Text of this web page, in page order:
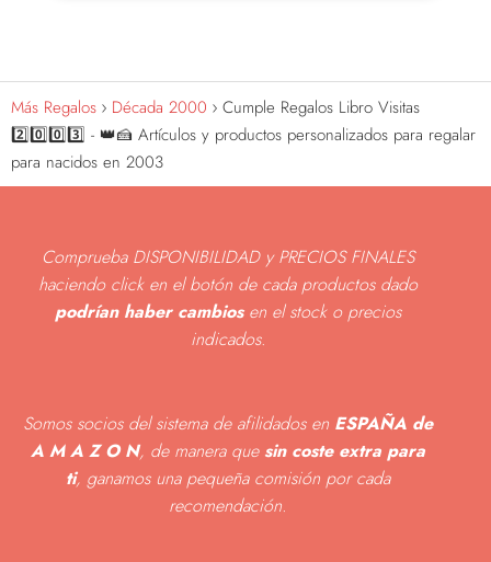
Más Regalos Década 2000
Cumple Regalos Libro Visitas
2️⃣0️⃣0️⃣3️⃣ - 👑🍰 Artículos y productos personalizados para regalar
para nacidos en 2003
Comprueba DISPONIBILIDAD y PRECIOS FINALES
haciendo click en el botón de cada productos dado
podrían haber cambiosen el stock o precios
indicados.
Somos socios del sistema de afilidados en ESPAÑA de
A M A Z O N, de manera que sin coste extra para
ti, ganamos una pequeña comisión por cada
recomendación.